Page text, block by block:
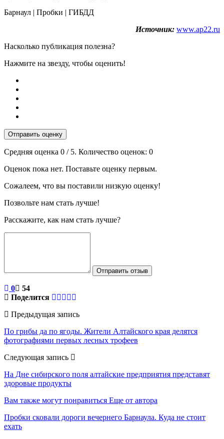
Барнаул | Пробки | ГИБДД
Источник: www.ap22.ru
Насколько публикация полезна?
Нажмите на звезду, чтобы оценить!
Отправить оценку
Средняя оценка 0 / 5. Количество оценок: 0
Оценок пока нет. Поставьте оценку первым.
Сожалеем, что вы поставили низкую оценку!
Позвольте нам стать лучше!
Расскажите, как нам стать лучше?
Отправить отзыв
0
54
Поделится
Предыдущая запись
По грибы да по ягоды. Жители Алтайского края делятся
фотографиями первых лесных трофеев
Следующая запись
На Дне сибирского поля алтайские предприятия представят
здоровые продукты
Вам также могут понравиться Еще от автора
Пробки сковали дороги вечернего Барнаула. Куда не стоит
ехать